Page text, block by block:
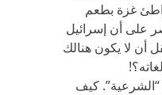
غزة بطعم
على أن إسرائيل
أن لا يكون هنالك
كيف